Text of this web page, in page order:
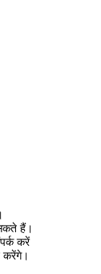
हैं।
करें
करेंगे।